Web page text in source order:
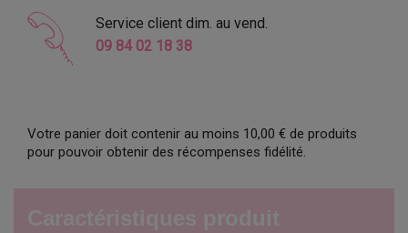
Service client dim. au vend.
09 84 02 18 38
Votre panier doit contenir au moins 10,00 € de produits
pour pouvoir obtenir des récompenses fidélité.